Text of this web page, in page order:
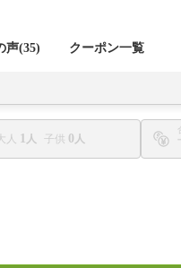
声(35) クーポン一覧
人 1 子供 0